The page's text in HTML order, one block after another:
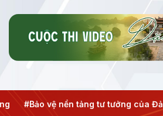
#Bảo vệ nền tảng tư tưởng của Đảng